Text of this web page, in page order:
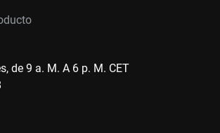
de 9 a. M. A 6 p. M. CET